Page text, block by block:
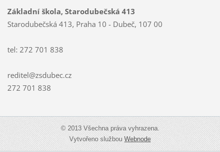
Základní škola, Starodubečská 413
Starodubečská 413, Praha 10 - Dubeč, 107 00
tel: 272 701 838
reditel@zsdubec.cz
272 701 838
© 2013 Všechna práva vyhrazena.
Vytvořeno službouWebnode